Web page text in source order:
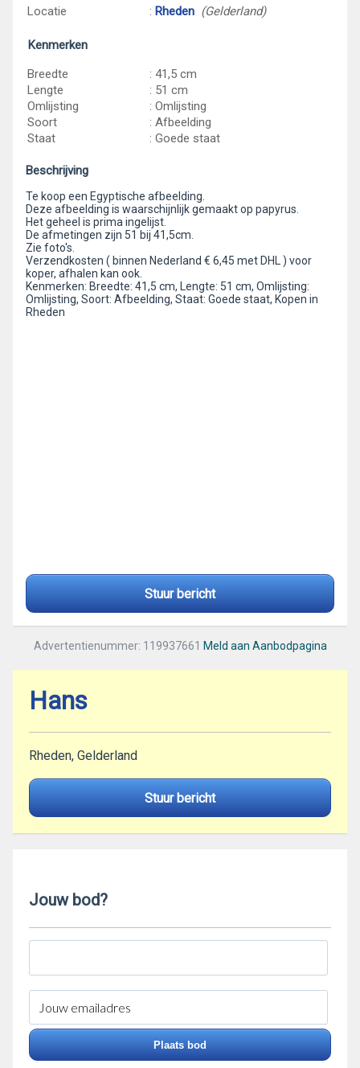
Locatie : Rheden (Gelderland)
Kenmerken
Breedte
: 41,5 cm
Lengte
: 51 cm
Omlijsting
: Omlijsting
Soort
: Afbeelding
Staat
: Goede staat
Beschrijving
Te koop een Egyptische afbeelding.
Deze afbeelding is waarschijnlijk gemaakt op papyrus.
Het geheel is prima ingelijst.
De afmetingen zijn 51 bij 41,5cm.
Zie foto's.
Verzendkosten ( binnen Nederland € 6,45 met DHL ) voor
koper, afhalen kan ook.
Kenmerken: Breedte: 41,5 cm, Lengte: 51 cm, Omlijsting:
Omlijsting, Soort: Afbeelding, Staat: Goede staat, Kopen in
Rheden
Stuur bericht
Advertentienummer: 119937661 Meld aan Aanbodpagina
Hans
Rheden, Gelderland
Stuur bericht
Jouw bod?